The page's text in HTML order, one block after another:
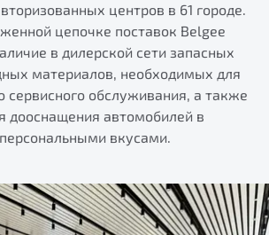
программы
ТО
центров в 61 городе.
цепочке поставок Belgee
в дилерской сети запасных
материалов, необходимых для
сервисного обслуживания, а также
дооснащения автомобилей в
вкусами.